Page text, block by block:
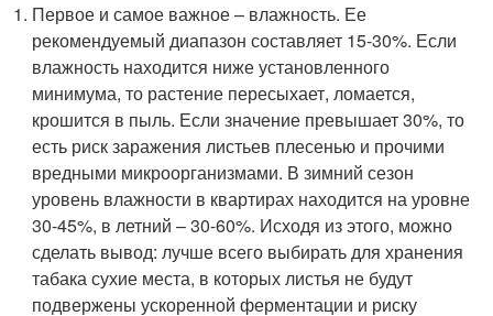
Первое и самое важное – влажность. Ее
рекомендуемый диапазон составляет 15-30%. Если
влажность находится ниже установленного
минимума, то растение пересыхает, ломается,
крошится в пыль. Если значение превышает 30%, то
есть риск заражения листьев плесенью и прочими
вредными микроорганизмами. В зимний сезон
уровень влажности в квартирах находится на уровне
30-45%, в летний – 30-60%. Исходя из этого, можно
сделать вывод: лучше всего выбирать для хранения
табака сухие места, в которых листья не будут
подвержены ускоренной ферментации и риску